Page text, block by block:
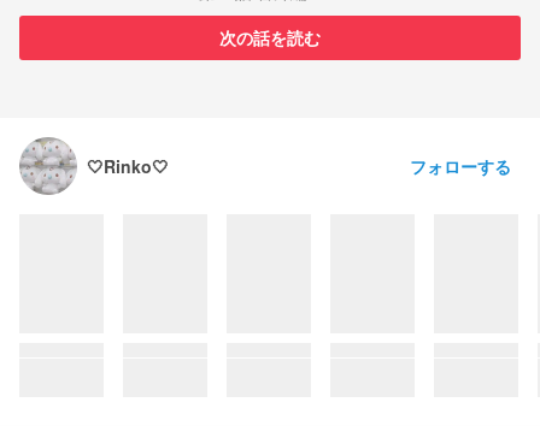
次の話を読む
🤍Rinko🤍 フォローする